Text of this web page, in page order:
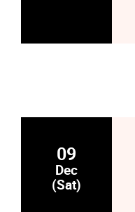
09
Dec
(Sat)